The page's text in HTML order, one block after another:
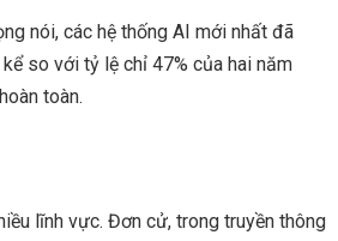
nói, các hệ thống AI mới nhất đã
so với tỷ lệ chỉ 47% của hai năm
toàn.
lĩnh vực. Đơn cử, trong truyền thông